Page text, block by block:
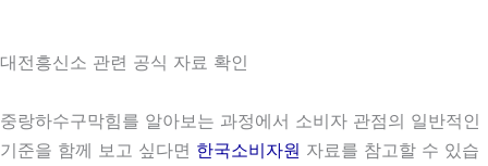
대전흥신소 관련 공식 자료 확인
중랑하수구막힘를 알아보는 과정에서 소비자 관점의 일반적인
기준을 함께 보고 싶다면 한국소비자원 자료를 참고할 수 있습